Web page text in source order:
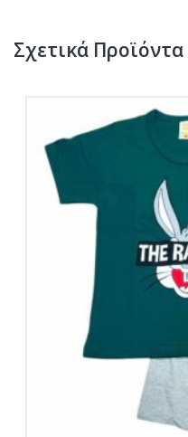
Σχετικά Προϊόντα